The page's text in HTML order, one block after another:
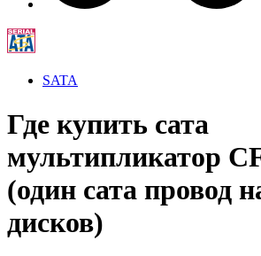
SATA
Где купить сата
мультипликатор
(один сата провод
дисков)